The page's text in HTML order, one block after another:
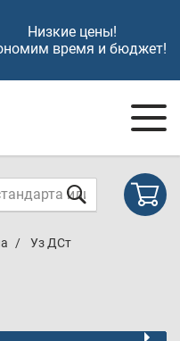
Низкие цены!
время и бюджет!
Уз ДСт